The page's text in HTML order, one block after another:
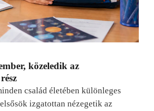
közeledik az
család életében különleges
izgatottan nézegetik az